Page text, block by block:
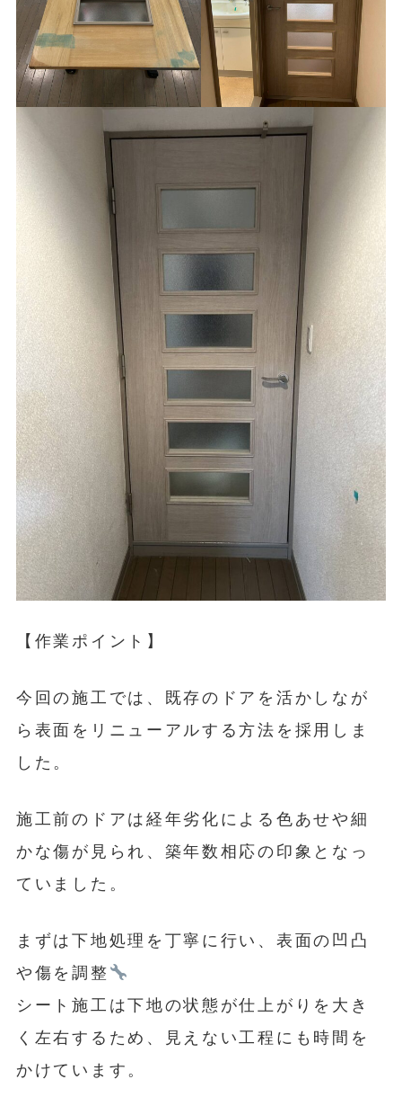
【作業ポイント】
今回の施工では、既存のドアを活かしなが
ら表面をリニューアルする方法を採用しま
した。
施工前のドアは経年劣化による色あせや細
かな傷が見られ、築年数相応の印象となっ
ていました。
まずは下地処理を丁寧に行い、表面の凹凸
や傷を調整
シート施工は下地の状態が仕上がりを大き
く左右するため、見えない工程にも時間を
かけています。